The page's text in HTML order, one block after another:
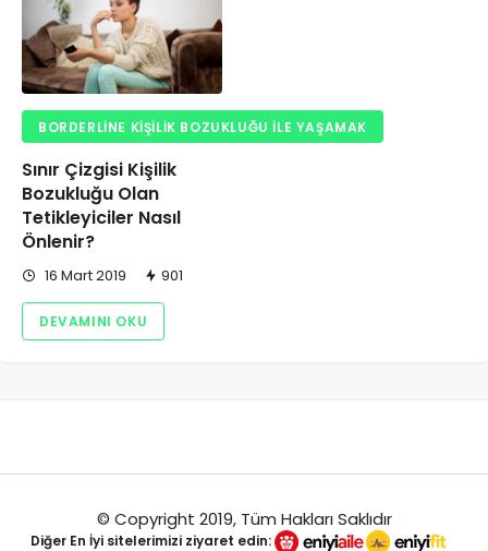
BORDERLINE KIŞILIK BOZUKLUĞU ILE YAŞAMAK
Sınır Çizgisi Kişilik
Bozukluğu Olan
Tetikleyiciler Nasıl
Önlenir?
16 Mart 2019 901
DEVAMINI OKU
© Copyright 2019, Tüm Hakları Saklıdır
Diğer En İyi sitelerimizi ziyaret edin: